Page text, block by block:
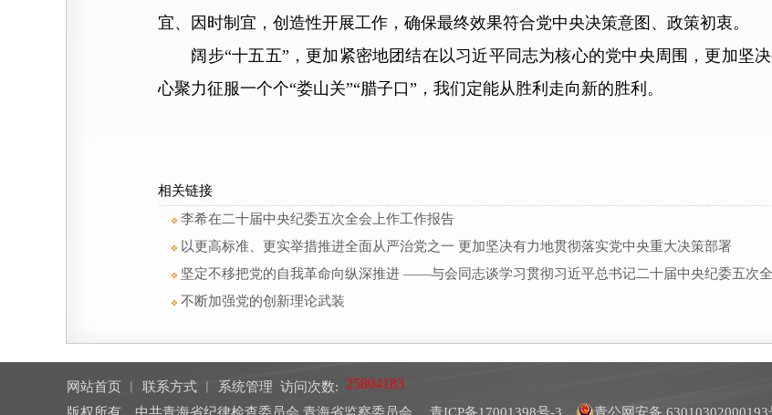
宜、因时制宜，创造性开展工作，确保最终效果符合党中央决策意图、政策初衷。
阔步“十五五”，更加紧密地团结在以习近平同志为核心的党中央周围，更加坚
心聚力征服一个个“娄山关”“腊子口”，我们定能从胜利走向新的胜利。
相关链接
李希在二十届中央纪委五次全会上作工作报告
以更高标准、更实举措推进全面从严治党之一 更加坚决有力地贯彻落实党中央重大决策部署
坚定不移把党的自我革命向纵深推进 ——与会同志谈学习贯彻习近平总书记二十届中央纪委五次
不断加强党的创新理论武装
网站首页 联系方式 系统管理 访问次数: